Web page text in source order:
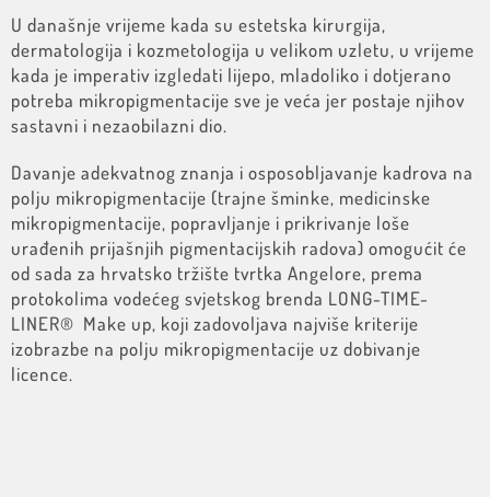
U današnje vrijeme kada su estetska kirurgija,
dermatologija i kozmetologija u velikom uzletu, u vrijeme
kada je imperativ izgledati lijepo, mladoliko i dotjerano
potreba mikropigmentacije sve je veća jer postaje njihov
sastavni i nezaobilazni dio.
Davanje adekvatnog znanja i osposobljavanje kadrova na
polju mikropigmentacije (trajne šminke, medicinske
mikropigmentacije, popravljanje i prikrivanje loše
urađenih prijašnjih pigmentacijskih radova) omogućit će
od sada za hrvatsko tržište tvrtka Angelore, prema
protokolima vodećeg svjetskog brenda LONG-TIME-
LINER® Make up, koji zadovoljava najviše kriterije
izobrazbe na polju mikropigmentacije uz dobivanje
licence.